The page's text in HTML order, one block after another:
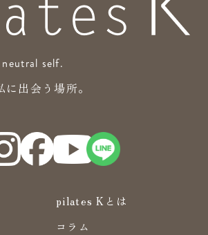
self.
出会う場所。
pilates Kとは
コラム